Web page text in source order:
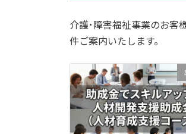
介護･障害福祉事業のお客
件ご案内いたします。